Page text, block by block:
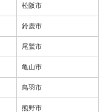
松阪市
鈴鹿市
尾鷲市
亀山市
鳥羽市
熊野市